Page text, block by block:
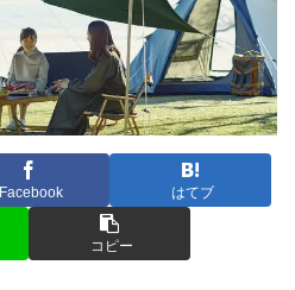
Facebook はてブ
コピー